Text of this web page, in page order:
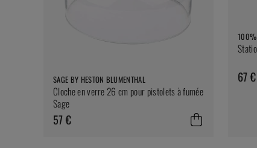
SAGE BY HESTON BLUMENTHAL
Cloche en verre 26 cm pour pistolets à fumée
Sage
57 €
100%
67 €